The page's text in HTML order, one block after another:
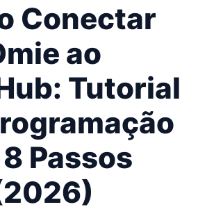
Conectar
ao
Tutorial
Passos